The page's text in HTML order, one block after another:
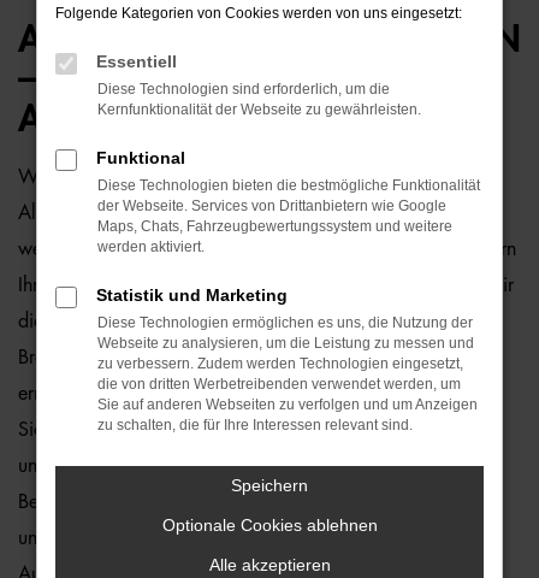
AUDI A6 ALLROAD NEUWAGEN
– DIE ERSTKLASSIGE
ALTERNATIVE FÜR BREMEN
Wie wäre es, wenn Sie schon bald in einem Audi A6
Allroad Neuwagen durch Bremen fahren? Zu teuer? Von
wegen, denn wir von der Auto-Familie Ostermaier erleichtern
Ihnen den Einstieg durch 1a Rabatte. Hinzu kommt, dass wir
die Lieferung unserer Audi A6 Allroad Neuwagen nach
Bremen oder an einen anderen Ort in der Umgebung
ermöglichen und Ihnen somit lange Wege ersparen. Kaufen
Sie ganz bequem von zu Hause aus und profitieren Sie von
unserem Service. Hierzu gehört in vollem Umfang auch die
Beratung. In diesem Bereich laufen wir zur Höchstform auf
und bringen die Erfahrung vieler Jahrzehnte in der
Folgende Kategorien von Cookies werden von uns eingesetzt:
Essentiell
Diese Technologien sind erforderlich, um die
Kernfunktionalität der Webseite zu gewährleisten.
Funktional
Diese Technologien bieten die bestmögliche Funktionalität
der Webseite. Services von Drittanbietern wie Google
Maps, Chats, Fahrzeugbewertungssystem und weitere
werden aktiviert.
Statistik und Marketing
Diese Technologien ermöglichen es uns, die Nutzung der
Webseite zu analysieren, um die Leistung zu messen und
zu verbessern. Zudem werden Technologien eingesetzt,
die von dritten Werbetreibenden verwendet werden, um
Sie auf anderen Webseiten zu verfolgen und um Anzeigen
zu schalten, die für Ihre Interessen relevant sind.
Speichern
Optionale Cookies ablehnen
Alle akzeptieren